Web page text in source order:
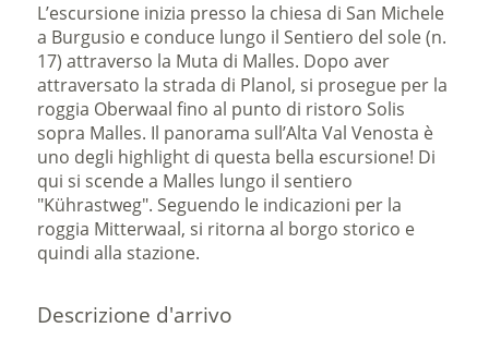
L’escursione inizia presso la chiesa di San Michele
a Burgusio e conduce lungo il Sentiero del sole (n.
17) attraverso la Muta di Malles. Dopo aver
attraversato la strada di Planol, si prosegue per la
roggia Oberwaal fino al punto di ristoro Solis
sopra Malles. Il panorama sull’Alta Val Venosta è
uno degli highlight di questa bella escursione! Di
qui si scende a Malles lungo il sentiero
"Kührastweg". Seguendo le indicazioni per la
roggia Mitterwaal, si ritorna al borgo storico e
quindi alla stazione.
Descrizione d'arrivo